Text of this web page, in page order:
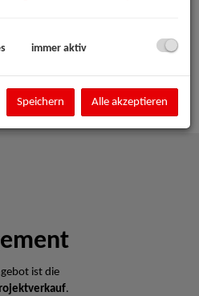
ist die
.
immer aktiv
Speichern Alle akzeptieren